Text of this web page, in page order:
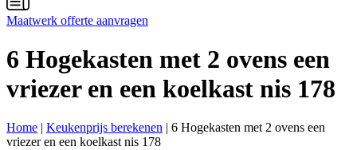
Maatwerk offerte aanvragen
6 Hogekasten met 2 ovens een
vriezer en een koelkast nis 178
Home | Keukenprijs berekenen | 6 Hogekasten met 2 ovens een
vriezer en een koelkast nis 178